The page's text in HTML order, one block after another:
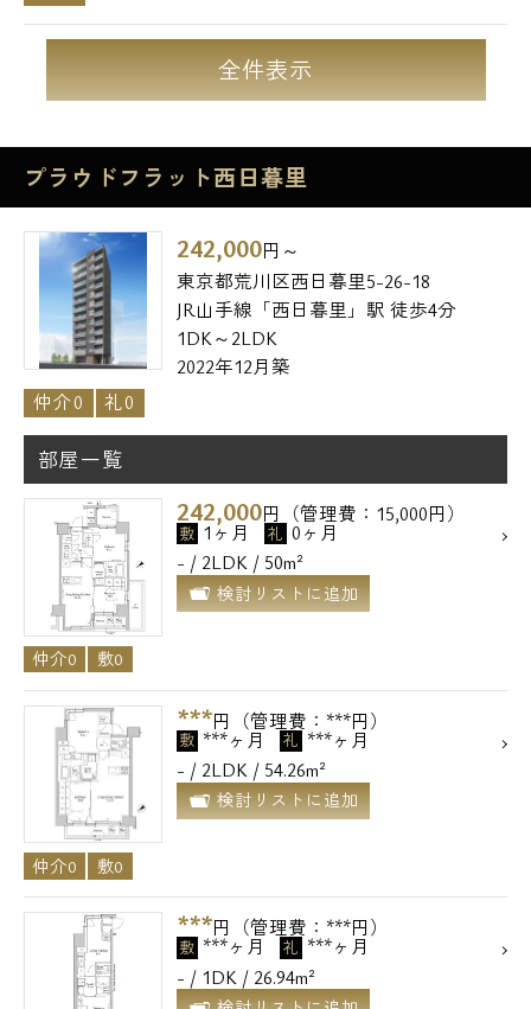
全件表示
プラウドフラット西日暮里
242,000円～
東京都荒川区西日暮里5-26-18
JR山手線「西日暮里」駅 徒歩4分
1DK～2LDK
2022年12月築
仲介0
礼0
部屋一覧
242,000円（管理費：15,000円）
敷 1ヶ月 礼 0ヶ月
- / 2LDK / 50m²
検討リストに追加
仲介0 敷0
***円（管理費：***円）
敷 ***ヶ月 礼 ***ヶ月
- / 2LDK / 54.26m²
検討リストに追加
仲介0 敷0
***円（管理費：***円）
敷 ***ヶ月 礼 ***ヶ月
- / 1DK / 26.94m²
電話でお問い合わせ
0120-500-529
営業時間 10：00～18：00